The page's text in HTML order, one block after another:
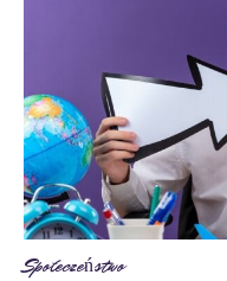
Społeczeństwo